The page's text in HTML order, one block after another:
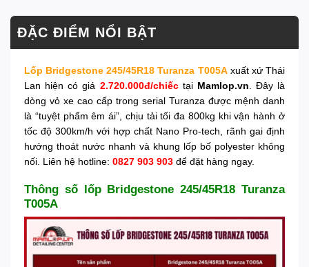
ĐẶC ĐIỂM NỔI BẬT
Lốp Bridgestone 245/45R18 Turanza T005Axuất xứ Thái
Lan hiện có giá 2.720.000đ/chiếctại Mamlop.vn. Đây là
dòng vỏ xe cao cấp trong serial Turanza được mệnh danh
là “tuyệt phẩm êm ái”, chịu tải tối đa 800kg khi vận hành ở
tốc độ 300km/h với hợp chất Nano Pro-tech, rãnh gai định
hướng thoát nước nhanh và khung lốp bố polyester không
nối. Liên hệ hotline: 0827 903 903 để đặt hàng ngay.
Thông số lốp Bridgestone 245/45R18 Turanza
T005A